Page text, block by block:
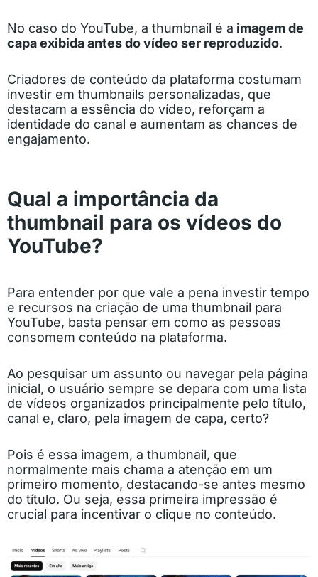
No caso do YouTube, a thumbnail é a imagem de
capa exibida antes do vídeo ser reproduzido.
Criadores de conteúdo da plataforma costumam
investir em thumbnails personalizadas, que
destacam a essência do vídeo, reforçam a
identidade do canal e aumentam as chances de
engajamento.
Qual a importância da
thumbnail para os vídeos do
YouTube?
Para entender por que vale a pena investir tempo
e recursos na criação de uma thumbnail para
YouTube, basta pensar em como as pessoas
consomem conteúdo na plataforma.
Ao pesquisar um assunto ou navegar pela página
inicial, o usuário sempre se depara com uma lista
de vídeos organizados principalmente pelo título,
canal e, claro, pela imagem de capa, certo?
Pois é essa imagem, a thumbnail, que
normalmente mais chama a atenção em um
primeiro momento, destacando-se antes mesmo
do título. Ou seja, essa primeira impressão é
crucial para incentivar o clique no conteúdo.